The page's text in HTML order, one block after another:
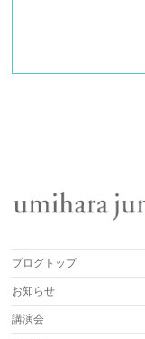
ブログトップ
お知らせ
講演会